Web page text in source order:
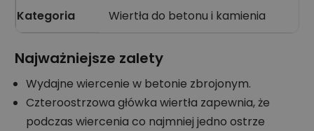
Kategoria Wiertła do betonu i kamienia
Najważniejsze zalety
Wydajne wiercenie w betonie zbrojonym.
Czteroostrzowa główka wiertła zapewnia, że
podczas wiercenia co najmniej jedno ostrze